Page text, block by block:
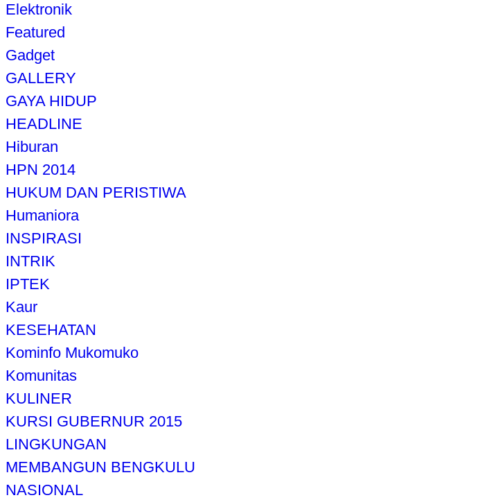
Elektronik
Featured
Gadget
GALLERY
GAYA HIDUP
HEADLINE
Hiburan
HPN 2014
HUKUM DAN PERISTIWA
Humaniora
INSPIRASI
INTRIK
IPTEK
Kaur
KESEHATAN
Kominfo Mukomuko
Komunitas
KULINER
KURSI GUBERNUR 2015
LINGKUNGAN
MEMBANGUN BENGKULU
NASIONAL